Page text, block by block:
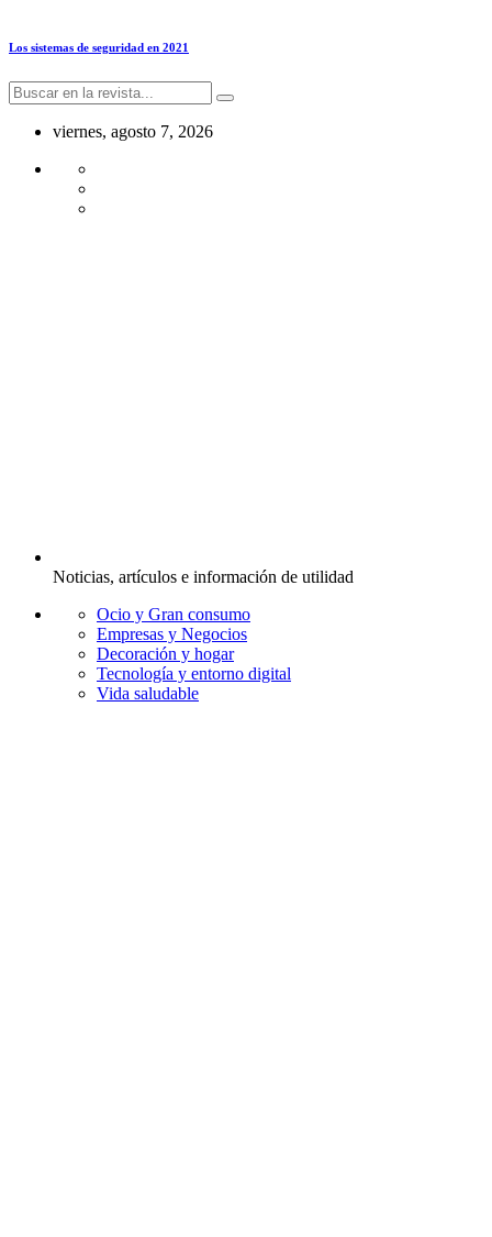
Los sistemas de seguridad en 2021
viernes, agosto 7, 2026
Noticias, artículos e información de utilidad
Ocio y Gran consumo
Empresas y Negocios
Decoración y hogar
Tecnología y entorno digital
Vida saludable